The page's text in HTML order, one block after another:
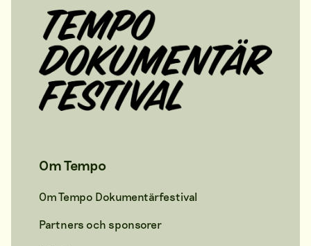
Om Tempo
Om Tempo Dokumentärfestival
Partners och sponsorer